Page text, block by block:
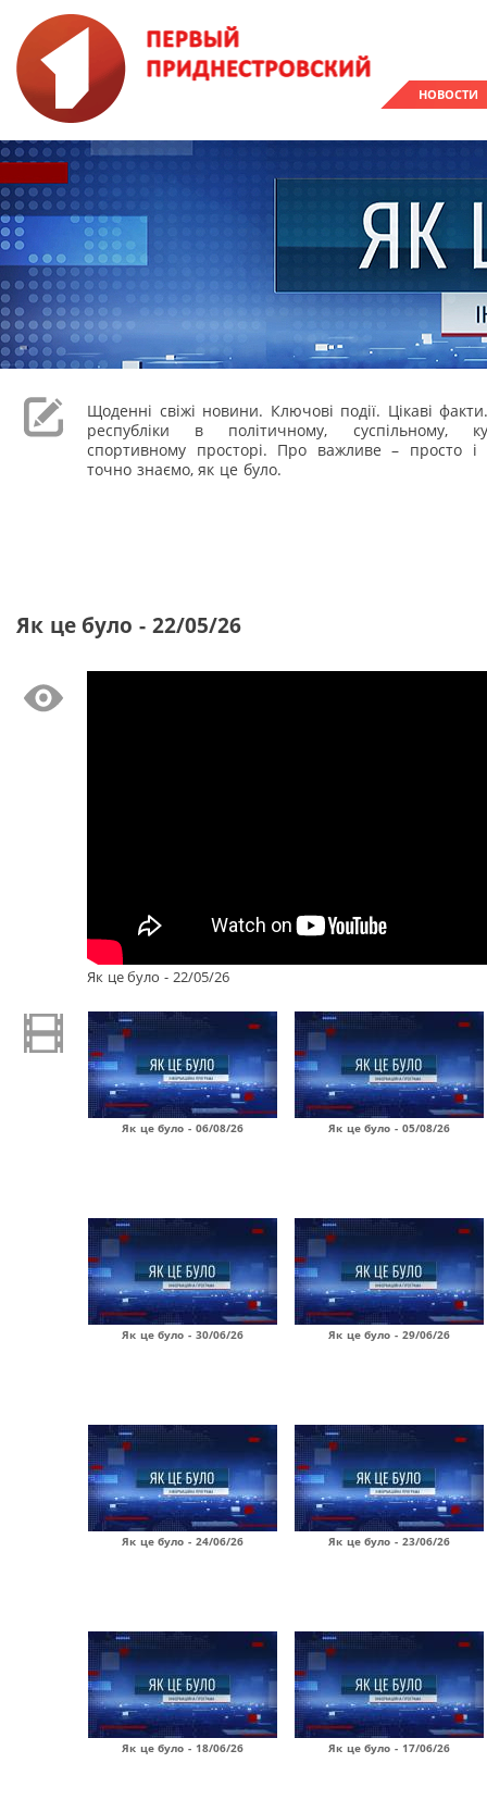
НОВОСТИ
Щоденні свіжі новини. Ключові події. Цікаві
республіки в політичному, суспільному,
спортивному просторі. Про важливе – просто і
точно знаємо, як це було.
Як це було - 22/05/26
Як це було - 22/05/26
Як це було - 06/08/26 Як це було - 05/08/26
Як це було - 30/06/26 Як це було - 29/06/26
Як це було - 24/06/26 Як це було - 23/06/26
Як це було - 18/06/26 Як це було - 17/06/26